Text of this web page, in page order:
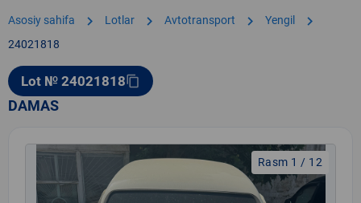
Asosiy sahifa chevron_right Lotlar chevron_right Avtotransport chevron_right Yengil chevron_right
24021818
Lot № 24021818content_copy
DAMAS
Rasm 1 / 12